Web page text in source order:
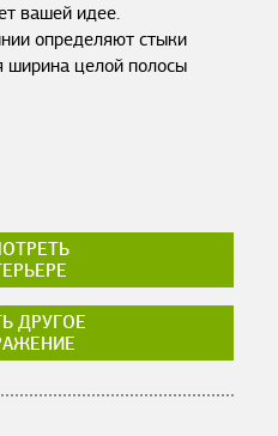
вашей идее.
определяют стыки
ширина целой полосы
ДРУГОЕ